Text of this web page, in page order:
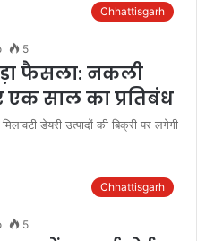
Chhattisgarh
5
फैसला: नकली
एक साल का प्रतिबंध
डेयरी उत्पादों की बिक्री पर लगेगी
Chhattisgarh
5